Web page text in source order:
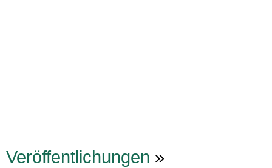
Veröffentlichungen »